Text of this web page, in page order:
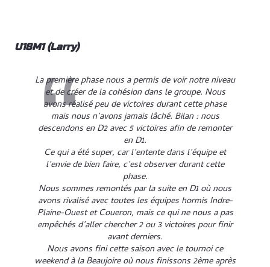
U18M1 (Larry)
La première phase nous a permis de voir notre niveau
et de créer de la cohésion dans le groupe. Nous
avons réalisé peu de victoires durant cette phase
mais nous n’avons jamais lâché. Bilan : nous
descendons en D2 avec 5 victoires afin de remonter
en D1.
Ce qui a été super, car l’entente dans l’équipe et
l’envie de bien faire, c’est observer durant cette
phase.
Nous sommes remontés par la suite en D1 où nous
avons rivalisé avec toutes les équipes hormis Indre-
Plaine-Ouest et Coueron, mais ce qui ne nous a pas
empêchés d’aller chercher 2 ou 3 victoires pour finir
avant derniers.
Nous avons fini cette saison avec le tournoi ce
weekend à la Beaujoire où nous finissons 2ème après